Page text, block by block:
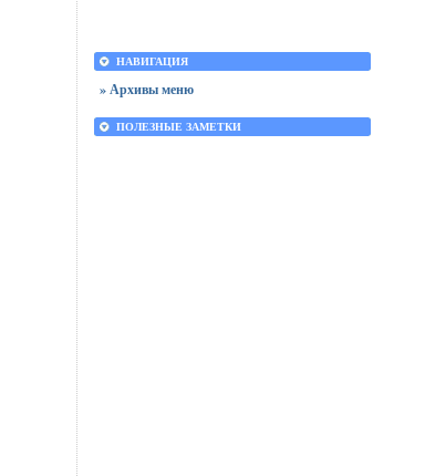
НАВИГАЦИЯ
» Архивы меню
ПОЛЕЗНЫЕ ЗАМЕТКИ